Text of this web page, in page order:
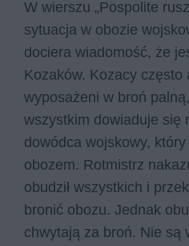
W wierszu „Pospolite
sytuacja w obozie
dociera wiadomość, że
Kozaków. Kozacy często
wyposażeni w broń palną,
wszystkim dowiaduje się
dowódca wojskowy,
obozem. Rotmistrz
obudził wszystkich i
bronić obozu. Jednak
chwytają za broń. Nie są